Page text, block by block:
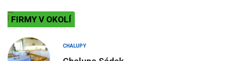
FIRMY V OKOLÍ
CHALUPY